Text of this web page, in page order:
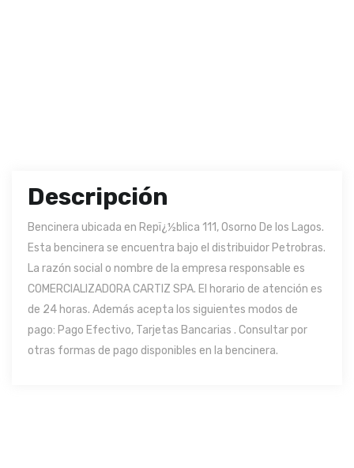
Descripción
Bencinera ubicada en Repï¿½blica 111, Osorno De los Lagos.
Esta bencinera se encuentra bajo el distribuidor Petrobras.
La razón social o nombre de la empresa responsable es
COMERCIALIZADORA CARTIZ SPA. El horario de atención es
de 24 horas. Además acepta los siguientes modos de
pago: Pago Efectivo, Tarjetas Bancarias . Consultar por
otras formas de pago disponibles en la bencinera.